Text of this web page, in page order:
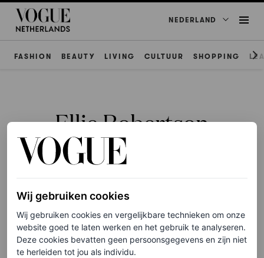
NEDERLAND
FASHION BEAUTY LIVING CULTUUR SHOPPING
Ellie Robertson
Zo plan je jouw
droombruiloft in 2026
Wij gebruiken cookies
Wij gebruiken cookies en vergelijkbare technieken om onze
website goed te laten werken en het gebruik te analyseren.
Deze cookies bevatten geen persoonsgegevens en zijn niet
te herleiden tot jou als individu.